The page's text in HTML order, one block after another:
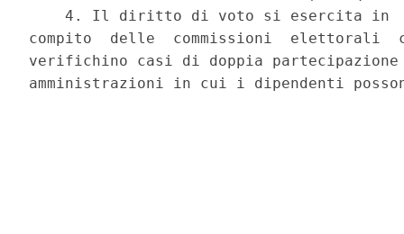
4. Il diritto di voto si esercita in
compito  delle  commissioni  elettorali
verifichino casi di doppia
amministrazioni in cui i dipendenti